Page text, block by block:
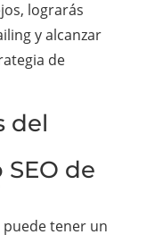
lograrás
y alcanzar
de
del
de
tener un